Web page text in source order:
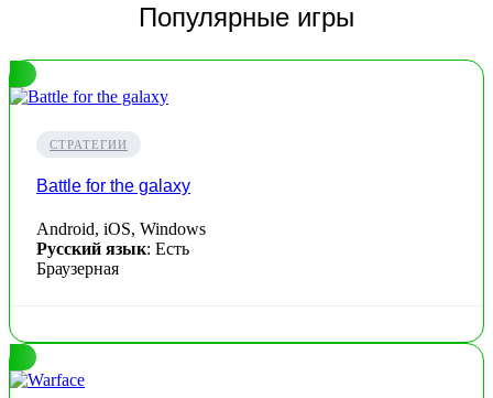
Популярные игры
СТРАТЕГИИ
Battle for the galaxy
Android, iOS, Windows
Русский язык: Есть
Браузерная